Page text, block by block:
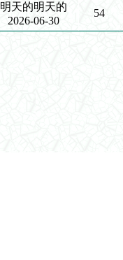
明天的明天的
2026-06-30
54